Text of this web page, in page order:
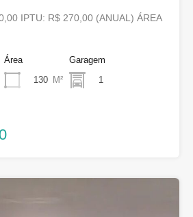
IPTU: R$ 270,00 (ANUAL) ÁREA
Área
130 M²
Garagem
1